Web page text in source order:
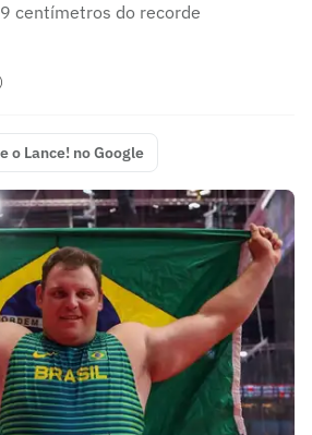
centímetros do recorde
o Lance! no Google